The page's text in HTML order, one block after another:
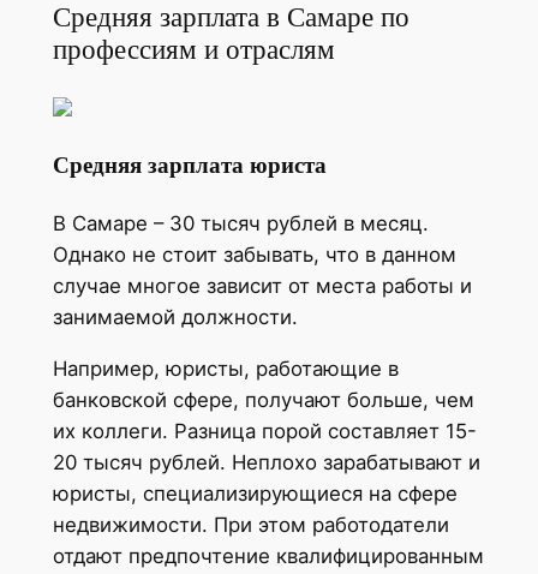
Средняя зарплата в Самаре по
профессиям и отраслям
Средняя зарплата юриста
В Самаре – 30 тысяч рублей в месяц.
Однако не стоит забывать, что в данном
случае многое зависит от места работы и
занимаемой должности.
Например, юристы, работающие в
банковской сфере, получают больше, чем
их коллеги. Разница порой составляет 15-
20 тысяч рублей. Неплохо зарабатывают и
юристы, специализирующиеся на сфере
недвижимости. При этом работодатели
отдают предпочтение квалифицированным